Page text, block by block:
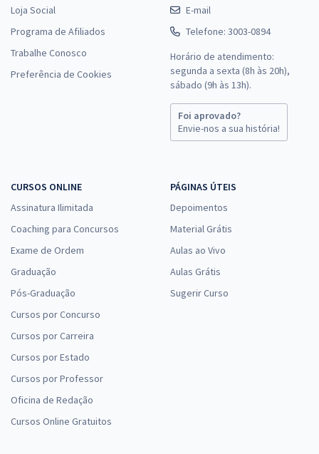
Loja Social
Programa de Afiliados
Trabalhe Conosco
Preferência de Cookies
E-mail
Telefone: 3003-0894
Horário de atendimento:
segunda a sexta (8h às 20h),
sábado (9h às 13h).
Foi aprovado?
Envie-nos a sua história!
CURSOS ONLINE
Assinatura Ilimitada
Coaching para Concursos
Exame de Ordem
Graduação
Pós-Graduação
Cursos por Concurso
Cursos por Carreira
Cursos por Estado
Cursos por Professor
Oficina de Redação
Cursos Online Gratuitos
PÁGINAS ÚTEIS
Depoimentos
Material Grátis
Aulas ao Vivo
Aulas Grátis
Sugerir Curso